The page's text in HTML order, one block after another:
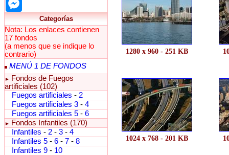
Categorías
Nota: Los enlaces contienen
17 fondos
(a menos que se indique lo
contrario)
MENÚ 1 DE FONDOS
►
Fondos de Fuegos
artificiales (102)
Fuegos artificiales - 2
Fuegos artificiales 3 - 4
Fuegos artificiales 5 - 6
►
Fondos Infantiles (170)
Infantiles - 2 - 3 - 4
Infantiles 5 - 6 - 7 - 8
Infantiles 9 - 10
1280 x 960 - 251 KB
1024 x 768 - 201 KB